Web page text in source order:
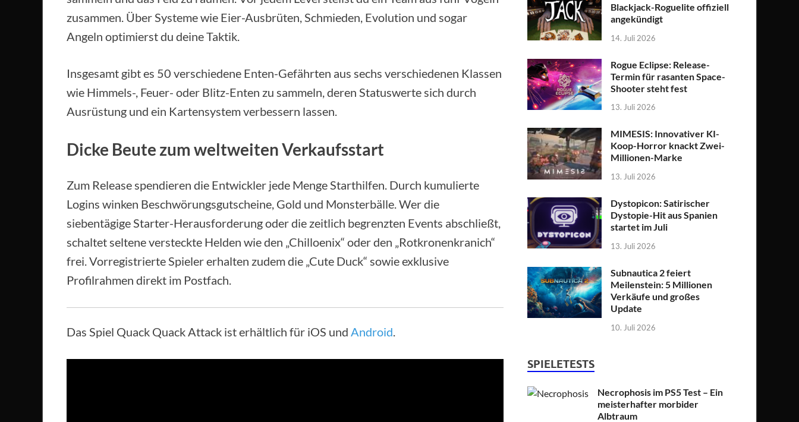
zusammen. Über Systeme wie Eier-Ausbrüten, Schmieden, Evolution und sogar
Angeln optimierst du deine Taktik.
Insgesamt gibt es 50 verschiedene Enten-Gefährten aus sechs verschiedenen Klassen
wie Himmels-, Feuer- oder Blitz-Enten zu sammeln, deren Statuswerte sich durch
Ausrüstung und ein Kartensystem verbessern lassen.
Dicke Beute zum weltweiten Verkaufsstart
Zum Release spendieren die Entwickler jede Menge Starthilfen. Durch kumulierte
Logins winken Beschwörungsgutscheine, Gold und Monsterbälle. Wer die
siebentägige Starter-Herausforderung oder die zeitlich begrenzten Events abschließt,
schaltet seltene versteckte Helden wie den „Chilloenix“ oder den „Rotkronenkranich“
frei. Vorregistrierte Spieler erhalten zudem die „Cute Duck“ sowie exklusive
Profilrahmen direkt im Postfach.
Das Spiel Quack Quack Attack ist erhältlich für iOS und Android
Blackjack-Roguelite offiziell
angekündigt
14. Juli 2026
Rogue Eclipse: Release-
Termin für rasanten Space-
Shooter steht fest
13. Juli 2026
MIMESIS: Innovativer KI-
Koop-Horror knackt Zwei-
Millionen-Marke
13. Juli 2026
Dystopicon: Satirischer
Dystopie-Hit aus Spanien
startet im Juli
13. Juli 2026
Subnautica 2 feiert
Meilenstein: 5 Millionen
Verkäufe und großes
Update
10. Juli 2026
SPIELETESTS
Necrophosis im PS5 Test – Ein
meisterhafter morbider
Albtraum